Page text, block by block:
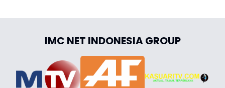
IMC NET INDONESIA GROUP